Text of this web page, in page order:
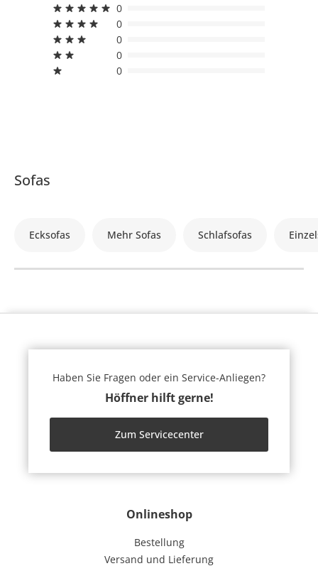
0
0
0
0
0
Sofas
Ecksofas Mehr Sofas Schlafsofas
Onlineshop
Bestellung
Versand und Lieferung
Haben Sie Fragen oder ein Service-Anliegen?
Höffner hilft gerne!
Zum Servicecenter